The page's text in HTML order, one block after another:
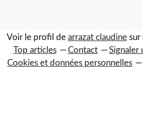
Voir le profil de arrazat claudinesur
Top articles
Contact Signaler
Cookies et données personnelles